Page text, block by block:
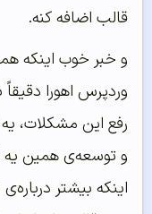
قالب اضافه کنه.
و خبر خوب اینکه
وردپرس اهورا
رفع این مشکلات،
و توسعه‌ی همین یه
اینکه بیشتر